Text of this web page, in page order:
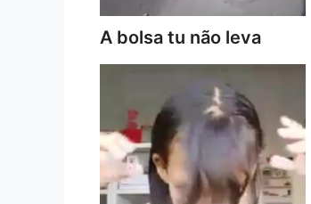
A bolsa tu não leva